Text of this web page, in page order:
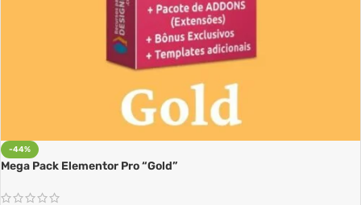
-44%
Mega Pack Elementor Pro “Gold”